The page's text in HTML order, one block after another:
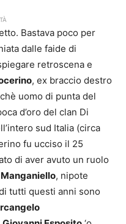
Bastava poco per
dalle faide di
retroscena e
, ex braccio destro
uomo di punta del
d’oro del clan Di
sud Italia (circa
fu ucciso il 25
di aver avuto un ruolo
, nipote
tutti questi anni sono